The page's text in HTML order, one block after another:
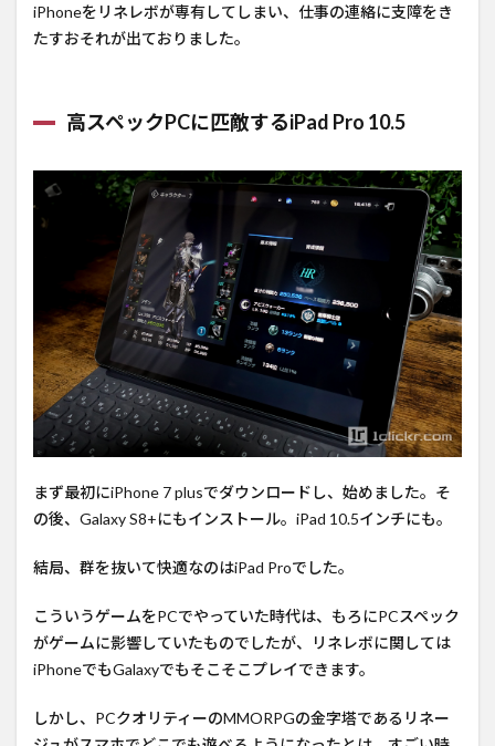
じ
iPhoneをリネレボが専有してしまい、仕事の連絡に支障をき
たすおそれが出ておりました。
高スペックPCに匹敵するiPad Pro 10.5
まず最初にiPhone 7 plusでダウンロードし、始めました。そ
の後、Galaxy S8+にもインストール。iPad 10.5インチにも。
結局、群を抜いて快適なのはiPad Proでした。
こういうゲームをPCでやっていた時代は、もろにPCスペック
がゲームに影響していたものでしたが、リネレボに関しては
iPhoneでもGalaxyでもそこそこプレイできます。
しかし、PCクオリティーのMMORPGの金字塔であるリネー